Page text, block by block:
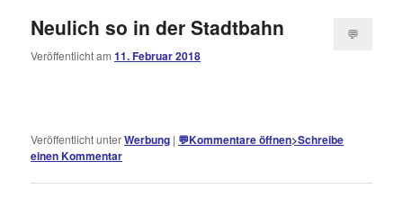
Neulich so in der Stadtbahn
Veröffentlicht am11. Februar 2018
💬
Veröffentlicht unterWerbung | 💬Kommentare öffnen>Schreibe
einen Kommentar